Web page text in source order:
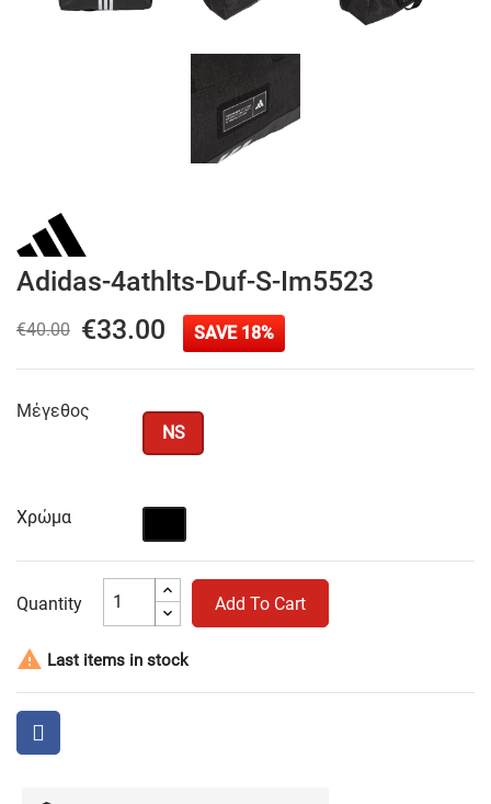
Adidas-4athlts-Duf-S-Im5523
€40.00 €33.00 SAVE 18%
Μέγεθος
NS
Χρώμα
Quantity Add To Cart
 Last items in stock